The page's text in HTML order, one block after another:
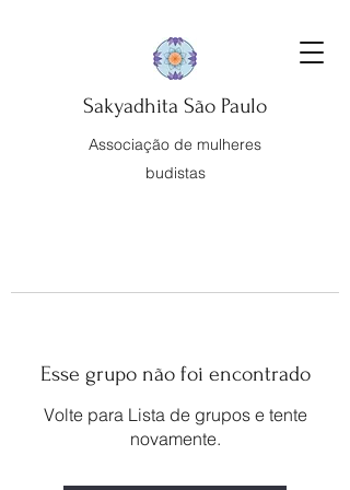
Sakyadhita São Paulo
Associação de mulheres
budistas
Esse grupo não foi encontrado
Volte para Lista de grupos e tente
novamente.